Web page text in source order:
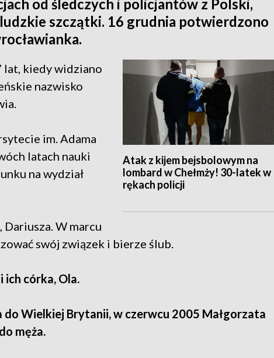
od śledczych i policjantów z Polski,
szczątki. 16 grudnia potwierdzono
Atak z kijem bejsbolowym na
lombard w Chełmży! 30-latek w
rękach policji
lat, kiedy widziano
nazwisko
im. Adama
latach nauki
na wydział
Dariusza. W marcu
swój związek i bierze ślub.
ich córka, Ola.
Wielkiej Brytanii, w czerwcu 2005 Małgorzata
męża.